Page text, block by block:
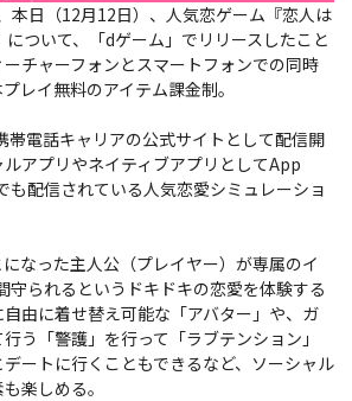
本日（12月12日）、人気恋ゲーム『恋人は
ついて、「dゲーム」でリリースしたこと
チャーフォンとスマートフォンでの同時
レイ無料のアイテム課金制。
帯電話キャリアの公式サイトとして配信開
アプリやネイティブアプリとしてApp
配信されている人気恋愛シミュレーショ
なった主人公（プレイヤー）が専属のイ
守られるというドキドキの恋愛を体験する
由に着せ替え可能な「アバター」や、ガ
う「警護」を行って「ラブテンション」
ートに行くこともできるなど、ソーシャル
楽しめる。